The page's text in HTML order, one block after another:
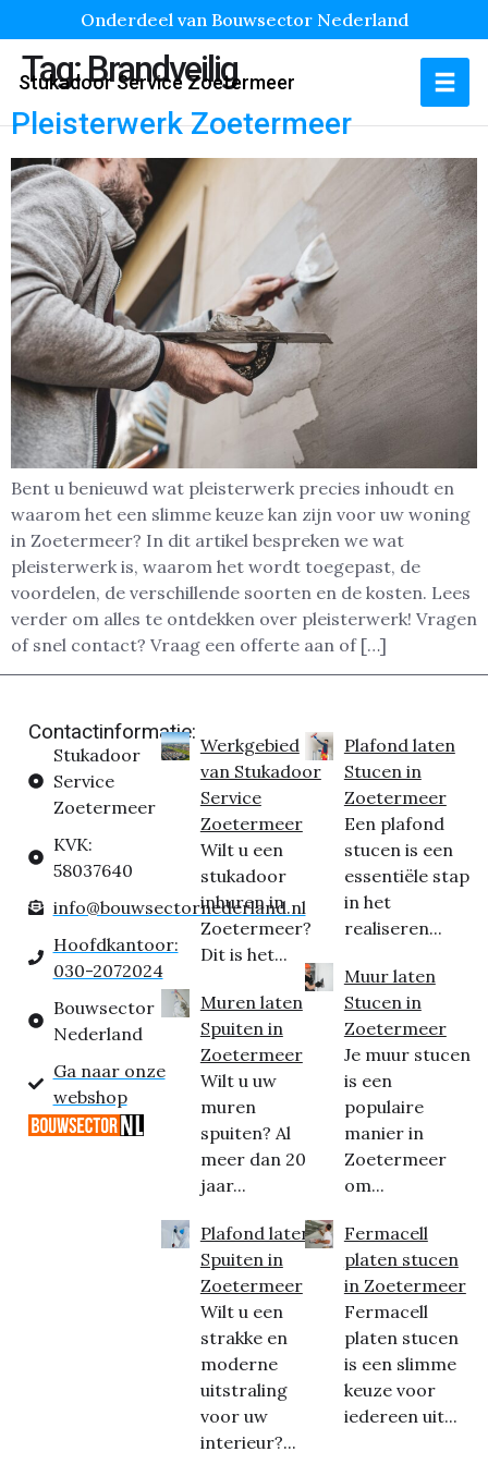
Onderdeel van Bouwsector Nederland
Stukadoor Service Zoetermeer
Tag:Brandveilig
Pleisterwerk Zoetermeer
Bent u benieuwd wat pleisterwerk precies inhoudt en
waarom het een slimme keuze kan zijn voor uw woning
in Zoetermeer? In dit artikel bespreken we wat
pleisterwerk is, waarom het wordt toegepast, de
voordelen, de verschillende soorten en de kosten. Lees
verder om alles te ontdekken over pleisterwerk! Vragen
of snel contact? Vraag een offerte aan of […]
Contactinformatie:
Stukadoor
Service
Zoetermeer
KVK:
58037640
info@bouwsectornederland.nl
Hoofdkantoor:
030-2072024
Bouwsector
Nederland
Ga naar onze
webshop
Werkgebied
van Stukadoor
Service
Zoetermeer
Wilt u een
stukadoor
inhuren in
Zoetermeer?
Dit is het...
Muren laten
Spuiten in
Zoetermeer
Wilt u uw
muren
spuiten? Al
meer dan 20
jaar...
Plafond laten
Spuiten in
Zoetermeer
Wilt u een
strakke en
moderne
uitstraling
voor uw
interieur?...
Plafond laten
Stucen in
Zoetermeer
Een plafond
stucen is een
essentiële stap
in het
realiseren...
Muur laten
Stucen in
Zoetermeer
Je muur stucen
is een
populaire
manier in
Zoetermeer
om...
Fermacell
platen stucen
in Zoetermeer
Fermacell
platen stucen
is een slimme
keuze voor
iedereen uit...